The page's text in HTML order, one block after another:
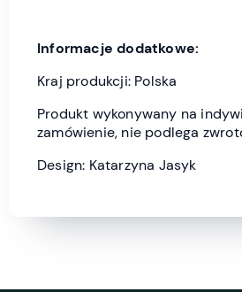
Informacje dodatkowe:
Kraj produkcji: Polska
Produkt wykonywany na
zamówienie, nie podlega
Design: Katarzyna Jasyk